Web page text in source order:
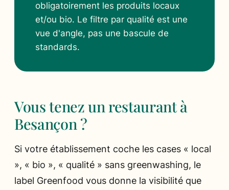
obligatoirement les produits locaux
et/ou bio. Le filtre par qualité est une
vue d'angle, pas une bascule de
standards.
Vous tenez un restaurant à
Besançon ?
Si votre établissement coche les cases « local
», « bio », « qualité » sans greenwashing, le
label Greenfood vous donne la visibilité que